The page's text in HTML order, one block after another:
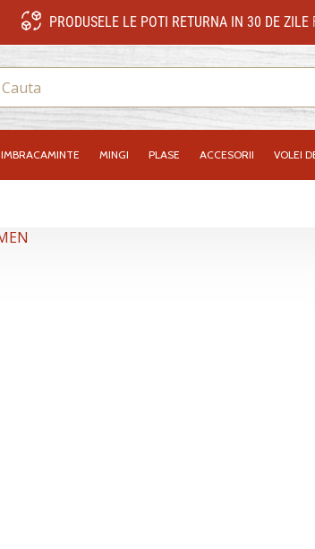
PRODUSELE LE POTI RETURNA IN 30 DE ZILE
IMBRACAMINTE MINGI PLASE ACCESORII VOLEI